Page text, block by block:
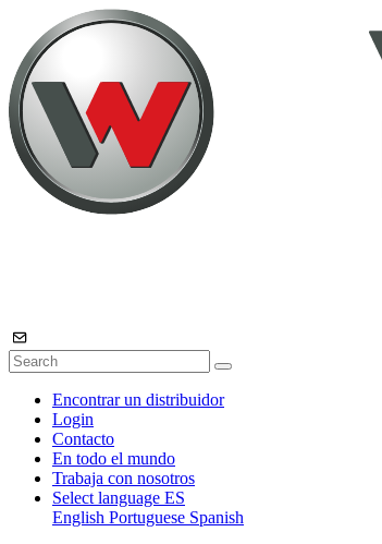
Encontrar un distribuidor
Login
Contacto
En todo el mundo
Trabaja con nosotros
Select language ES
English Portuguese Spanish